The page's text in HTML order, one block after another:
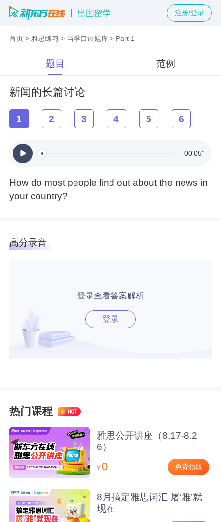
出国留学 注册/登录
首页 >雅思练习 > 当季口语题库 > Part 1
题目 范例
新闻的长篇讨论
1 2 3 4 5 6
00'05''
How do most people find out about the news in
your country?
高分录音
登录查看答案解析
登录
热门课程
雅思公开讲座（8.17-8.2
6）
¥0 免费领取
8月搞定雅思词汇 屠‘雅’就
现在